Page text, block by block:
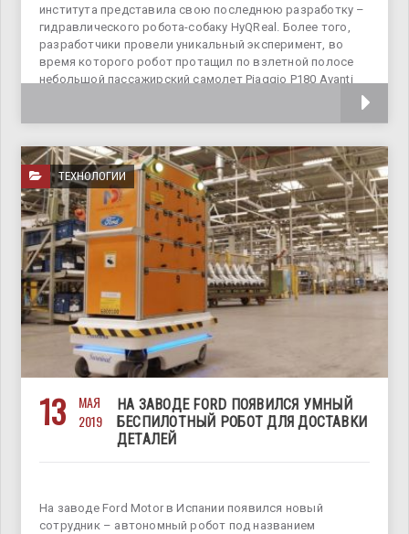
института представила свою последнюю разработку –
гидравлического робота-собаку HyQReal. Более того,
разработчики провели уникальный эксперимент, во
время которого робот протащил по взлетной полосе
небольшой пассажирский самолет Piaggio P180 Avanti
ТЕХНОЛОГИИ
13
МАЯ
2019
НА ЗАВОДЕ FORD ПОЯВИЛСЯ УМНЫЙ
БЕСПИЛОТНЫЙ РОБОТ ДЛЯ ДОСТАВКИ
ДЕТАЛЕЙ
На заводе Ford Motor в Испании появился новый
сотрудник – автономный робот под названием